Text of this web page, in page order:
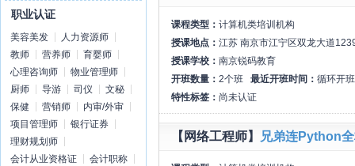
职业认证
美容美发
人力资源师
教师
营养师
育婴师
心理咨询师
物业管理师
厨师
导游 司仪
文秘
保健
营销师
内审/外审
项目管理师
银行证券
理财规划师
会计从业资格证
会计职称
课程类型： 计算机类培训机构
授课地点： 江苏 南京市江宁区双龙大道
授课学校： 南京锐码教育
开班数量： 2个班 最近开班时间： 循环开班
特性标签： 尚未认证
【网络工程师】 兄弟连Python